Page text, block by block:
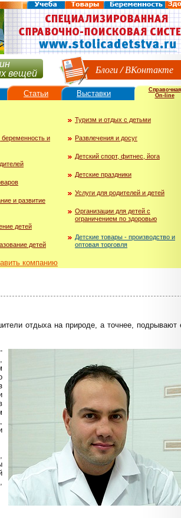
вещей Блоги/ВКонтакте
беременность и
и развитие
детей
детей
Туризм и отдых с детьми
Развлечения и досуг
Детский спорт, фитнес, йога
Детские праздники
Услуги для родителей и детей
Организации для детей с
ограничением по здоровью
Детские товары - производство и
оптовая торговля
компанию
Справочная
On-line
отдыха на природе, а точнее, подрывают
Статьи Выставки